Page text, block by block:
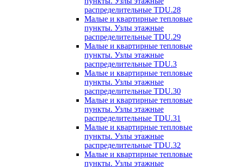
распределительные TDU.28
Малые и квартирные тепловые
пункты. Узлы этажные
распределительные TDU.29
Малые и квартирные тепловые
пункты. Узлы этажные
распределительные TDU.3
Малые и квартирные тепловые
пункты. Узлы этажные
распределительные TDU.30
Малые и квартирные тепловые
пункты. Узлы этажные
распределительные TDU.31
Малые и квартирные тепловые
пункты. Узлы этажные
распределительные TDU.32
Малые и квартирные тепловые
пункты. Узлы этажные